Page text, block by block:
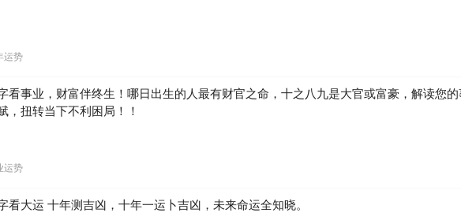
运势
看事业，财富伴终生！哪日出生的人最有财官之命，十之八九是大官或富豪，解读您
，扭转当下不利困局！！
运势
看大运 十年测吉凶，十年一运卜吉凶，未来命运全知晓。